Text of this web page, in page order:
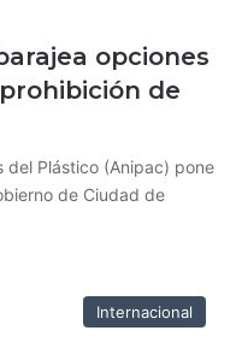
opciones
de
del Plástico (Anipac) pone
de Ciudad de
Internacional